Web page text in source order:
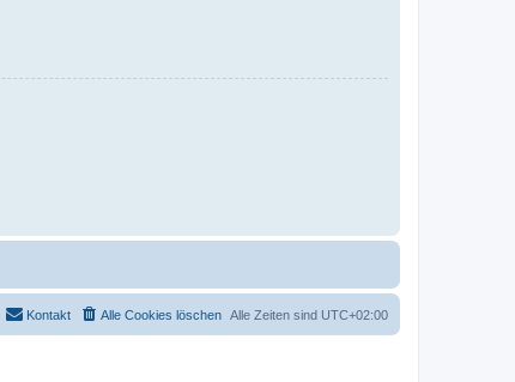
Alle Zeiten sind UTC+02:00
Alle Cookies löschen
Kontakt